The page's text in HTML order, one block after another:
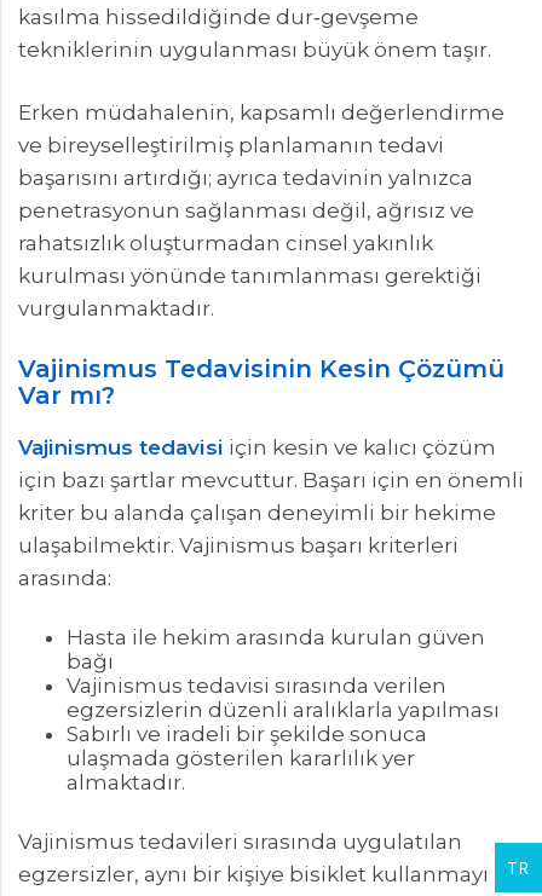
kasılma hissedildiğinde dur‑gevşeme
tekniklerinin uygulanması büyük önem taşır.
Erken müdahalenin, kapsamlı değerlendirme
ve bireyselleştirilmiş planlamanın tedavi
başarısını artırdığı; ayrıca tedavinin yalnızca
penetrasyonun sağlanması değil, ağrısız ve
rahatsızlık oluşturmadan cinsel yakınlık
kurulması yönünde tanımlanması gerektiği
vurgulanmaktadır.
Vajinismus Tedavisinin Kesin Çözümü
Var mı?
Vajinismus tedavisi için kesin ve kalıcı çözüm
için bazı şartlar mevcuttur. Başarı için en önemli
kriter bu alanda çalışan deneyimli bir hekime
ulaşabilmektir. Vajinismus başarı kriterleri
arasında:
Hasta ile hekim arasında kurulan güven
bağı
Vajinismus tedavisi sırasında verilen
egzersizlerin düzenli aralıklarla yapılması
Sabırlı ve iradeli bir şekilde sonuca
ulaşmada gösterilen kararlılık yer
almaktadır.
Vajinismus tedavileri sırasında uygulatılan
egzersizler, aynı bir kişiye bisiklet kullanmayı
TR